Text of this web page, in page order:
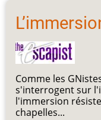
Comme les
s'interrogent sur
l'immersion
chapelles...